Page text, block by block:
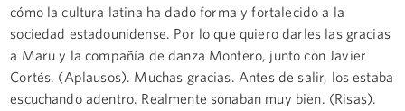
cómo la cultura latina ha dado forma y fortalecido a la
sociedad estadounidense. Por lo que quiero darles las gracias
a Maru y la compañía de danza Montero, junto con Javier
Cortés. (Aplausos). Muchas gracias. Antes de salir, los estaba
escuchando adentro. Realmente sonaban muy bien. (Risas).